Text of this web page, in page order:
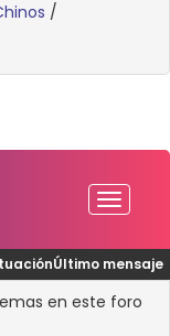
/
Último mensaje
en este foro